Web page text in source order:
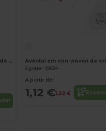
Conjunto para pintar em caixa de cartão
Egotier 99834
A partir de:
1,12 €1,22 €